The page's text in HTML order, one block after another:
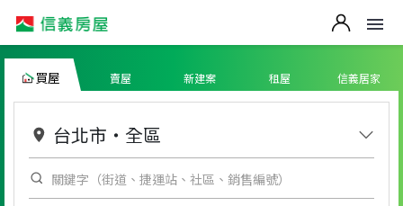
買屋 賣屋 新建案 租屋 信義居家
台北市 ・ 全區